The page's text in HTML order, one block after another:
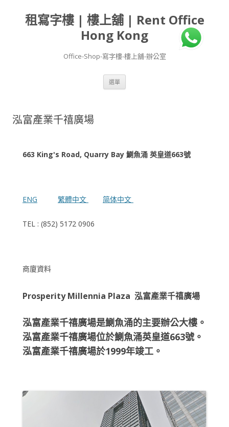
租寫字樓 | 樓上舖 | Rent Office
Hong Kong
Office-Shop-寫字樓-樓上舖-辦公室
選單
泓富產業千禧廣場
663 King's Road, Quarry Bay 鰂魚涌 英皇道663號
ENG 繁體中文 简体中文
TEL : (852) 5172 0906
商廈資料
Prosperity Millennia Plaza 泓富產業千禧廣場
泓富產業千禧廣場是鰂魚涌的主要辦公大樓。
泓富產業千禧廣場位於鰂魚涌英皇道663號。
泓富產業千禧廣場於1999年竣工。